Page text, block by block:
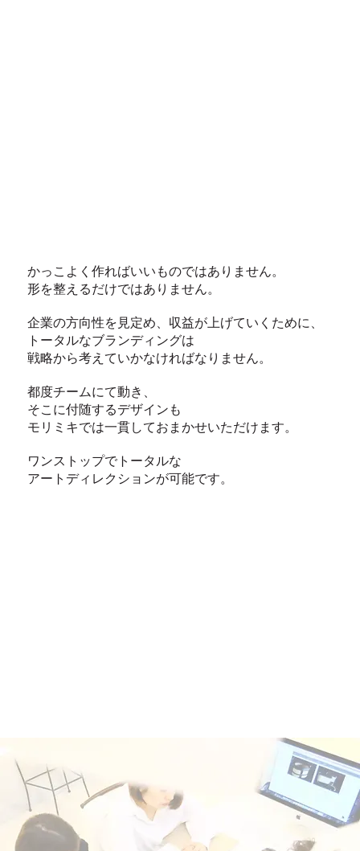
かっこよく作ればいいものではありません。
形を整えるだけではありません。
企業の方向性を見定め、収益が上げていくために、
トータルなブランディングは
戦略から考えていかなければなりません。
都度チームにて動き、
そこに付随するデザインも
モリミキでは一貫しておまかせいただけます。
​ワンストップでトータルな
アートディレクションが可能です。